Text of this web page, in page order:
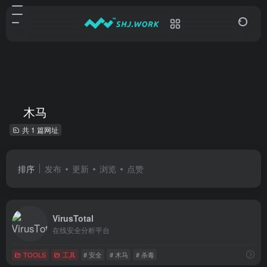
木马
共 1 篇网址
排序 发布 更新 浏览 点赞
VirusTotal
在线安全分析平台
TOOLS 工具 # 安全 # 木马 # 杀毒